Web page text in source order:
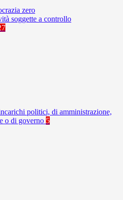
zero
soggette a controllo
politici, di amministrazione,
o di governo 5